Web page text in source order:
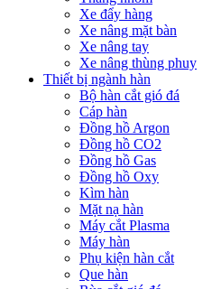
Xe đẩy hàng
Xe nâng mặt bàn
Xe nâng tay
Xe nâng thùng phuy
Thiết bị ngành hàn
Bộ hàn cắt gió đá
Cáp hàn
Đồng hồ Argon
Đồng hồ CO2
Đồng hồ Gas
Đồng hồ Oxy
Kìm hàn
Mặt nạ hàn
Máy cắt Plasma
Máy hàn
Phụ kiện hàn cắt
Que hàn